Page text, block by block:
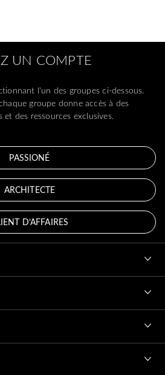
UN COMPTE
l'un des groupes ci-dessous.
groupe donne accès à des
des ressources exclusives.
PASSIONÉ
ARCHITECTE
D’AFFAIRES